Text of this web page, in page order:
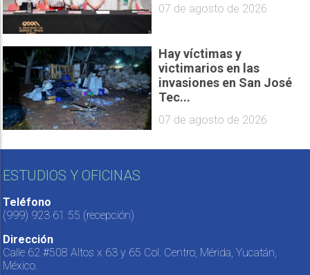
07 de agosto de 2026
Hay víctimas y
victimarios en las
invasiones en San José
Tec...
07 de agosto de 2026
ESTUDIOS Y OFICINAS
Teléfono
(999) 923 61 55 (recepción)
Dirección
Calle 62 #508 Altos x 63 y 65 Col. Centro, Mérida, Yucatán,
México.